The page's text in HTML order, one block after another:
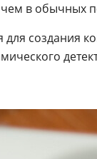
в обычных
для создания